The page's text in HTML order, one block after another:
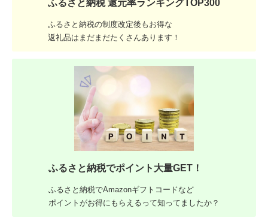
ふるさと納税 還元率ランキングTOP300
ふるさと納税の制度改定後もお得な
返礼品はまだまだたくさんあります！
ふるさと納税でポイント大量GET！
ふるさと納税でAmazonギフトコードなど
ポイントがお得にもらえるって知ってましたか？